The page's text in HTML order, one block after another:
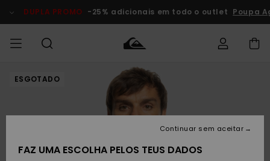
do
DUPLA PROMO -25% adicionais em todo o outlet Poupa
HOMEM Roupas
MENINO
Roupas
MULHER
Shop
chegados
Surf Shop
Homem
Crianças
Artigos
Neve
Homem
Artigos
Outlet
Homem
Criança
Acede à tua
encomenda
Devoluções
ESGOTADO
FAZ UMA ESCOLHA PELOS TEUS DADOS
Continuar sem aceitar